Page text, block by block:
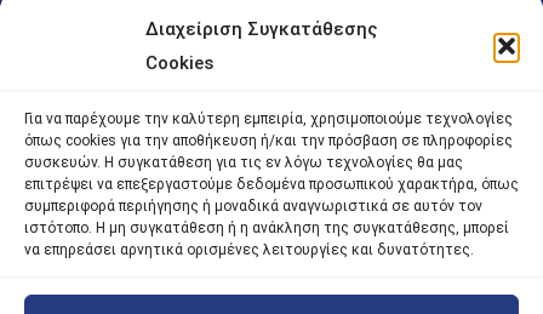
Διαχείριση Συγκατάθεσης
Cookies
Για να παρέχουμε την καλύτερη εμπειρία, χρησιμοποιούμε τεχνολογίες
όπως cookies για την αποθήκευση ή/και την πρόσβαση σε πληροφορίες
συσκευών. Η συγκατάθεση για τις εν λόγω τεχνολογίες θα μας
επιτρέψει να επεξεργαστούμε δεδομένα προσωπικού χαρακτήρα, όπως
συμπεριφορά περιήγησης ή μοναδικά αναγνωριστικά σε αυτόν τον
ιστότοπο. Η μη συγκατάθεση ή η ανάκληση της συγκατάθεσης, μπορεί
να επηρεάσει αρνητικά ορισμένες λειτουργίες και δυνατότητες.
Online Platform for Scholarship Candidates
IKY – Transparency
Sitemap